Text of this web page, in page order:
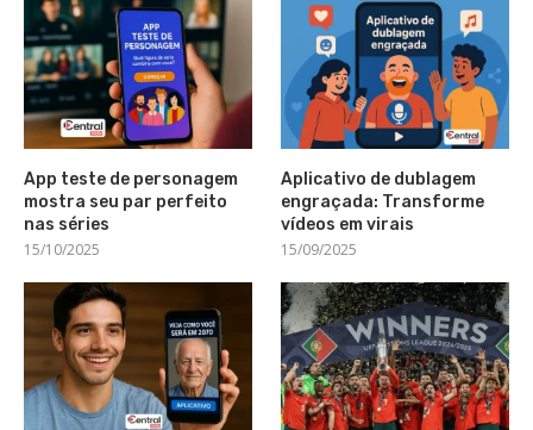
App teste de personagem
mostra seu par perfeito
nas séries
15/10/2025
Aplicativo de dublagem
engraçada: Transforme
vídeos em virais
15/09/2025